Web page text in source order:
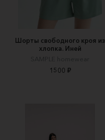
Шорты свободного кроя из
хлопка. Иней
SAMPLE homewear
1500 ₽